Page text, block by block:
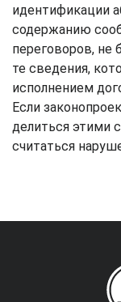
идентификации
содержанию
переговоров, не
те сведения,
исполнением
Если
делиться этими
считаться